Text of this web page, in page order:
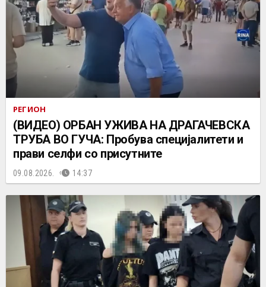
РЕГИОН
(ВИДЕО) ОРБАН УЖИВА НА ДРАГАЧЕВСКА
ТРУБА ВО ГУЧА: Пробува специјалитети и
прави селфи со присутните
09.08.2026. 14:37